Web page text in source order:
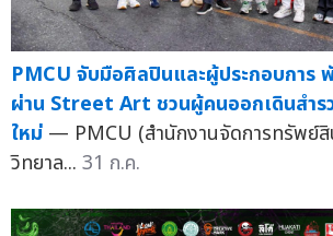
PMCU จับมือศิลปินและผู้ประกอบการ
ผ่าน Street Art ชวนผู้คนออกเดินสำร
ใหม่ — PMCU (สำนักงานจัดการทรัพย์
วิทยาล... 31 ก.ค.